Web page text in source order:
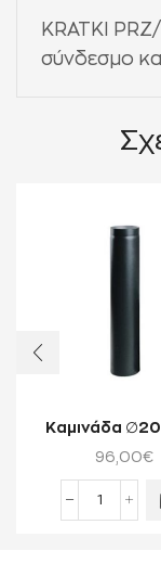
KRATKI
σύνδεσμο
Καμινάδα
1.0m Μαύρος
96,00€